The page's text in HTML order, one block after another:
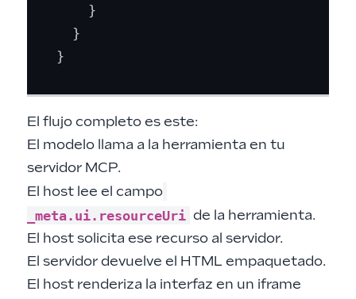
    }
  }
El flujo completo es este:
El modelo llama a la herramienta en tu
servidor MCP.
El host lee el campo
_meta.ui.resourceUri de la herramienta.
El host solicita ese recurso al servidor.
El servidor devuelve el HTML empaquetado.
El host renderiza la interfaz en un iframe